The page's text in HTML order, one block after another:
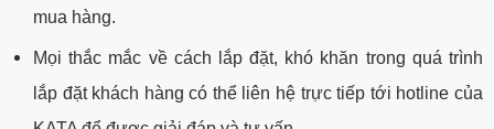
mua hàng.
Mọi thắc mắc về cách lắp đặt, khó khăn trong quá trình
lắp đặt khách hàng có thể liên hệ trực tiếp tới hotline của